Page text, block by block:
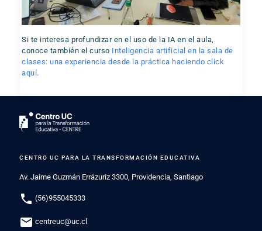
Si te interesa profundizar en el uso de la IA en el aula,
conoce también el curso Inteligencia artificial en la sala de
clases: una experiencia desde la práctica haciendo click
aquí.
CENTRO UC PARA LA TRANSFORMACIÓN EDUCATIVA
Av. Jaime Guzmán Errázuriz 3300, Providencia, Santiago
phone (56)955045333
mail centreuc@uc.cl